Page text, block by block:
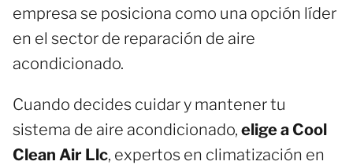
empresa se posiciona como una opción líder
en el sector de reparación de aire
acondicionado.
Cuando decides cuidar y mantener tu
sistema de aire acondicionado, elige a Cool
Clean Air Llc, expertos en climatización en